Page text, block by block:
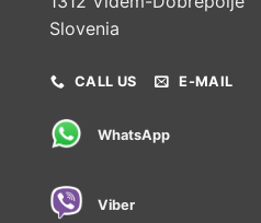
Slovenia
CALL US E-MAIL
WhatsApp
Viber